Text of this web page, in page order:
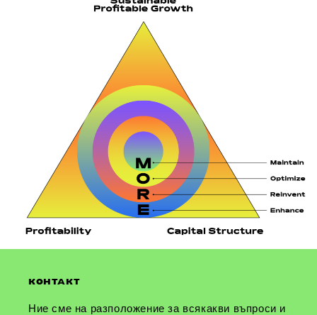
КОНТАКТ
Ние сме на разположение за всякакви въпроси и